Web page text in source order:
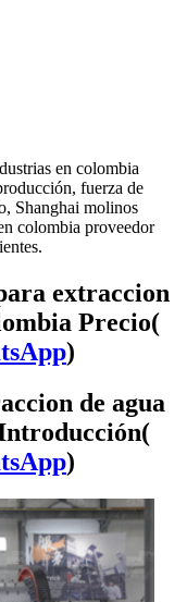
en colombia
fuerza de
Shanghai molinos
colombia proveedor
extraccion
Precio(
)
de agua
)